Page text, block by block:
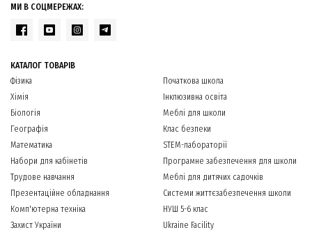
МИ В СОЦМЕРЕЖАХ:
КАТАЛОГ ТОВАРІВ
Фізика
Хімія
Біологія
Географія
Математика
Набори для кабінетів
Трудове навчання
Презентаційне обладнання
Комп'ютерна техніка
Захист України
Початкова школа
Інклюзивна освіта
Меблі для школи
Клас безпеки
STEM-лабораторії
Програмне забезпечення для школи
Меблі для дитячих садочків
Системи життєзабезпечення школи
НУШ 5-6 клас
Ukraine Facility